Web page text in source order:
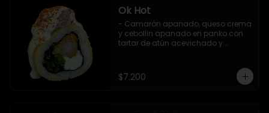
Ok Hot
- Camarón apanado, queso crema
y cebollin apanado en panko con
tartar de atún acevichado y
$7.200